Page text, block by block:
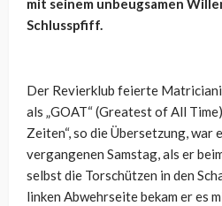
mit seinem unbeugsamen
Schlusspfiff.
Der Revierklub feierte
als „GOAT“ (Greatest of All
Zeiten“, so die Übersetzung, war
vergangenen Samstag, als er
selbst die Torschützen in den
linken Abwehrseite bekam er es